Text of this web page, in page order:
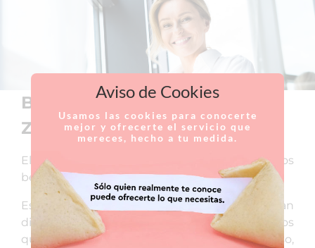
Beneficios del termolifting
Zaffiro
El tratamiento facial Neauvia Zaffiro tiene varios
beneficios.
Es importante destacar que hay una gran
diferencia con respecto a otros tratamientos
que aportan calor a la piel porque, en este caso,
Aviso de Cookies
Usamos las cookies para conocerte
mejor y ofrecerte el servicio que
mereces, hecho a tu medida.